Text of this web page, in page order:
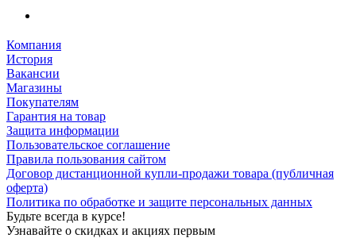
Компания
История
Вакансии
Магазины
Покупателям
Гарантия на товар
Защита информации
Пользовательское соглашение
Правила пользования сайтом
Договор дистанционной купли-продажи товара (публичная
оферта)
Политика по обработке и защите персональных данных
Будьте всегда в курсе!
Узнавайте о скидках и акциях первым